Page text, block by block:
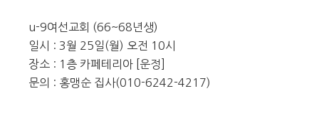
u-9여선교회 (66~68년생)
일시 : 3월 25일(월) 오전 10시
장소 : 1층 카페테리아 [운정]
문의 : 홍맹순 집사(010-6242-4217)